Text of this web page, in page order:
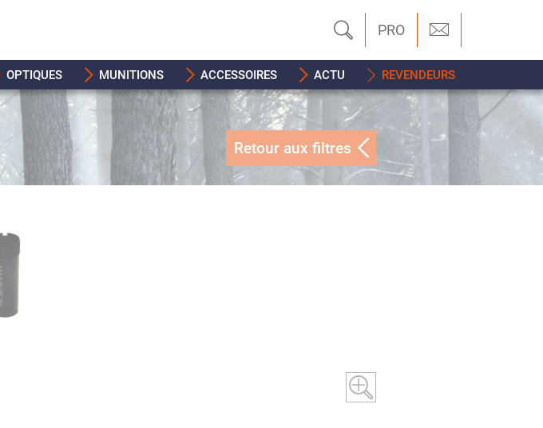
PRO
OPTIQUES MUNITIONS ACCESSOIRES ACTU REVENDEURS
Retour aux filtres